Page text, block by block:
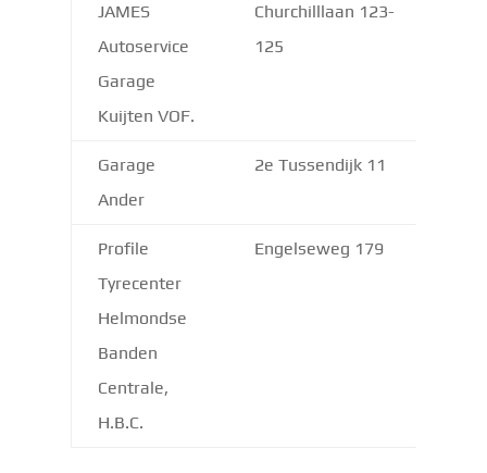
JAMES
Autoservice
Garage
Kuijten VOF.
Churchilllaan 123-
125
Garage
Ander
2e Tussendijk 11
Profile
Tyrecenter
Helmondse
Banden
Centrale,
H.B.C.
Engelseweg 179